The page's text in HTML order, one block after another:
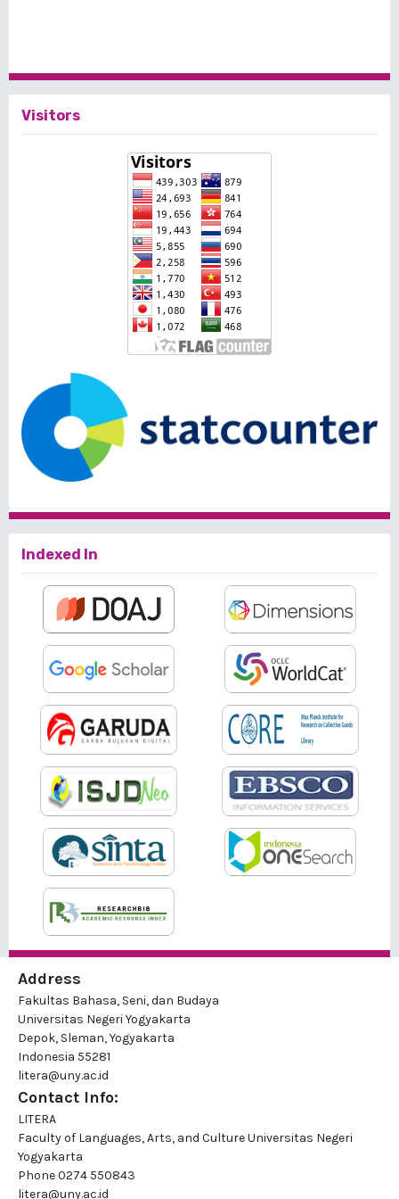
Visitors
Indexed In
Address
Fakultas Bahasa, Seni, dan Budaya
Universitas Negeri Yogyakarta
Depok, Sleman, Yogyakarta
Indonesia 55281
litera@uny.ac.id
Contact Info:
LITERA
Faculty of Languages, Arts, and Culture Universitas Negeri
Yogyakarta
Phone0274 550843
litera@uny.ac.id